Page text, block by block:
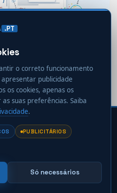
CSS de um e-mail?
porque não devia
Política de Privacidade
os direitos reservados ·
.PT
o correto funcionamento
publicidade
os cookies, apenas os
suas preferências. Saiba
.
PUBLICITÁRIOS
Só necessários